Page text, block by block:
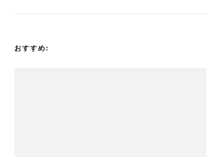
ー
おすすめ: